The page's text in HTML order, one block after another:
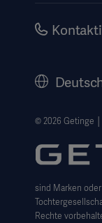
Investors
Rechtlicher
Getinge
Cookie-Hinweis
AGB
© 2026 Getinge
sind Marken
Rechte